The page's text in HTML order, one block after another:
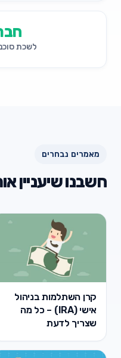
לשכת
מאמרים נבחרים
חשבנו שיעניין
קרן השתלמות בניהול
אישי (IRA) – כל מה
שצריך לדעת